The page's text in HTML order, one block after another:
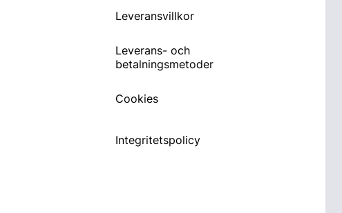
Leveransvillkor
Leverans- och
betalningsmetoder
Cookies
Integritetspolicy